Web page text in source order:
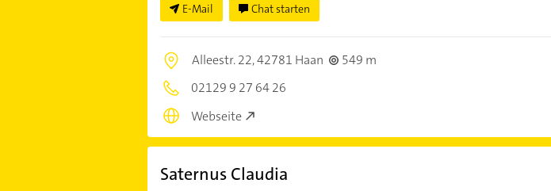
E-Mail Chat starten
Alleestr. 22,42781 Haan
549 m
02129 9 27 64 26
Webseite
Saternus Claudia